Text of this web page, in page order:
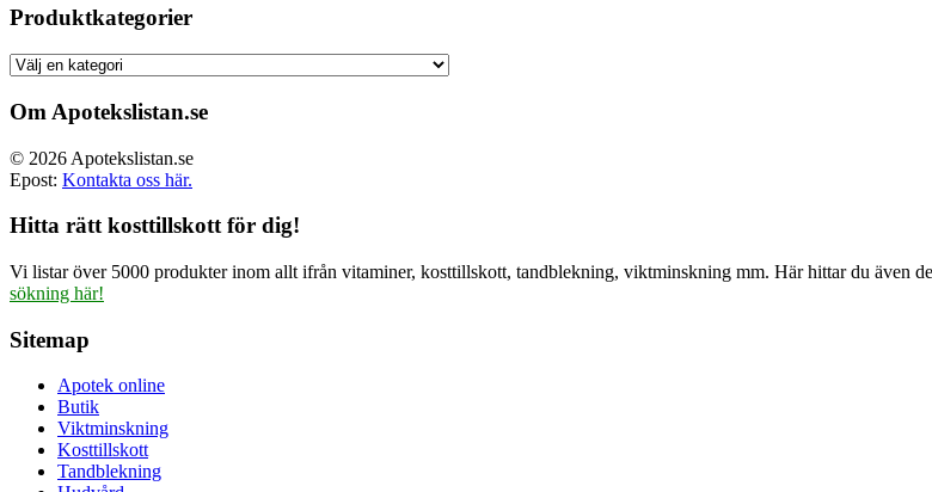
Produktkategorier
Om Apotekslistan.se
© 2026 Apotekslistan.se
Epost: Kontakta oss här.
Hitta rätt kosttillskott för dig!
Vi listar över 5000 produkter inom allt ifrån vitaminer, kosttillskott, tandblekning, viktminskning mm. Här hittar du även
sökning här!
Sitemap
Apotek online
Butik
Viktminskning
Kosttillskott
Tandblekning